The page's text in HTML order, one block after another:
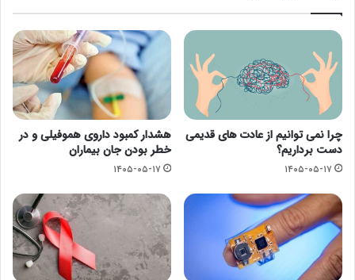
چرا نمی توانیم از عادت های قدیمی
دست برداریم؟
۱۴۰۵-۰۵-۱۷
هشدار کمبود داروی هموفیلی و در
خطر بودن جان بیماران
۱۴۰۵-۰۵-۱۷